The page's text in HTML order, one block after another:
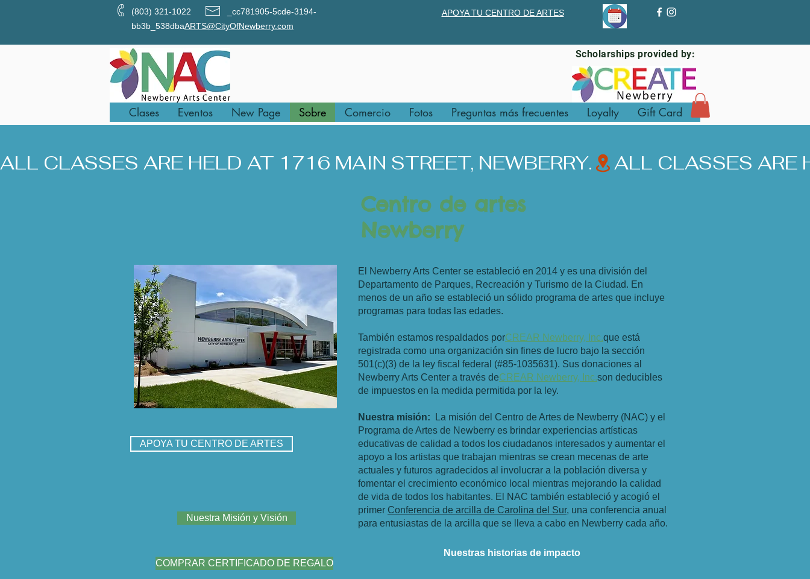
(803) 321-1022 _cc781905-5cde-3194-
bb3b_538dbaARTS@CityOfNewberry.com
APOYA TU CENTRO DE ARTES
Clases Eventos New Page Sobre Comercio Fotos Preguntas más frecuentes Loyalty Gift Card
Scholarships provided by:
ALL CLASSES ARE HELD AT 1716 MAIN STREET, NEWBERRY.
Centro de artes
Newberry
APOYA TU CENTRO DE ARTES
Nuestra Misión y Visión
COMPRAR CERTIFICADO DE REGALO
​El Newberry Arts Center se estableció en 2014 y es una división del
Departamento de Parques, Recreación y Turismo de la Ciudad. En
menos de un año se estableció un sólido programa de artes que incluye
programas para todas las edades.
También estamos respaldados porCREAR Newberry, Inc.que está
registrada como una organización sin fines de lucro bajo la sección
501(c)(3) de la ley fiscal federal (#85-1035631). Sus donaciones al
Newberry Arts Center a través deCREAR Newberry, Inc.son deducibles
de impuestos en la medida permitida por la ley.
Nuestra misión:
La misión del Centro de Artes de Newberry (NAC) y el
Programa de Artes de Newberry es brindar experiencias artísticas
educativas de calidad a todos los ciudadanos interesados y aumentar el
apoyo a los artistas que trabajan mientras se crean mecenas de arte
actuales y futuros agradecidos al involucrar a la población diversa y
fomentar el crecimiento económico local mientras mejorando la calidad
de vida de todos los habitantes. El NAC también estableció y acogió el
primer Conferencia de arcilla de Carolina del Sur, una conferencia anual
para entusiastas de la arcilla que se lleva a cabo en Newberry cada año.
Nuestras historias de impacto